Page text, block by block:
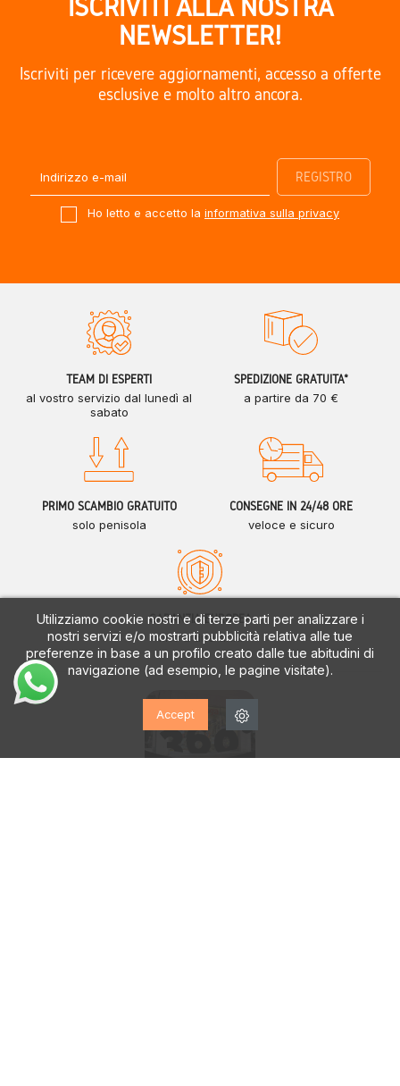
Utilizziamo cookie nostri e di terze parti per analizzare i
nostri servizi e/o mostrarti pubblicità relativa alle tue
preferenze in base a un profilo creato dalle tue abitudini di
navigazione (ad esempio, le pagine visitate).
Accept
ISCRIVITI ALLA NOSTRA
NEWSLETTER!
Iscriviti per ricevere aggiornamenti, accesso a offerte
esclusive e molto altro ancora.
Ho letto e accetto la informativa sulla privacy
TEAM DI ESPERTI
al vostro servizio dal lunedì al
sabato
SPEDIZIONE GRATUITA*
a partire da 70 €
PRIMO SCAMBIO GRATUITO
solo penisola
CONSEGNE IN 24/48 ORE
veloce e sicuro
GARANZIA EUROPEA
fino a due anni